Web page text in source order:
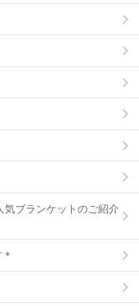
ブランケットのご紹介